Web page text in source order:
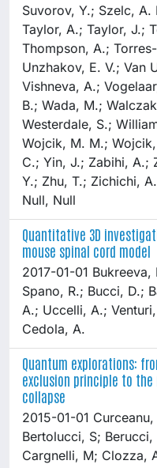
Suvorov, Y.; Szelc, A.
Taylor, A.; Taylor, J.;
Thompson, A.;
Unzhakov, E. V.; Van
Vishneva, A.;
B.; Wada, M.;
Westerdale, S.;
Wojcik, M. M.;
C.; Yin, J.; Zabihi, A.;
Y.; Zhu, T.; Zichichi,
Null, Null
Quantitative 3D
mouse spinal cord model
2017-01-01
Spano, R.; Bucci, D.;
A.; Uccelli, A.;
Cedola, A.
Quantum explorations:
exclusion principle to
collapse
2015-01-01
Bertolucci, S;
Cargnelli, M; Clozza,